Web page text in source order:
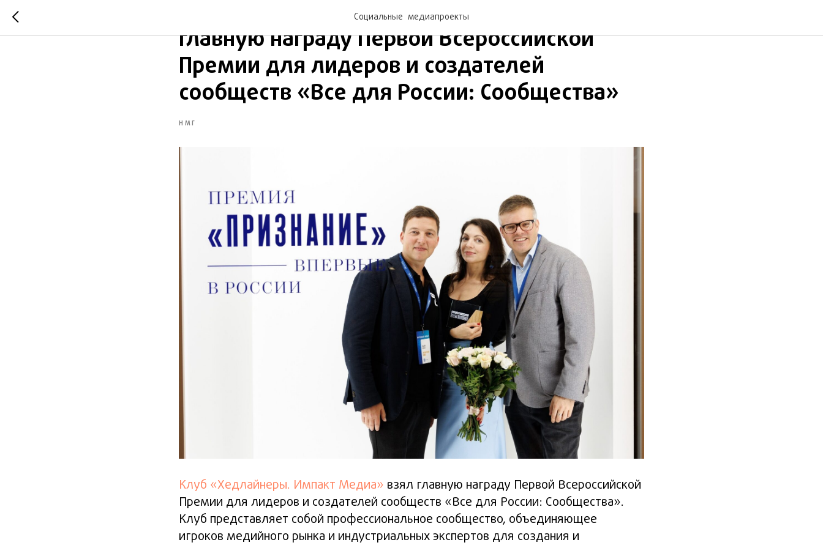
Социальные медиапроекты
Клуб «Хедлайнеры. Импакт Медиа» взял
главную награду Первой Всероссийской
Премии для лидеров и создателей
сообществ «Все для России: Сообщества»
НМГ
Клуб «Хедлайнеры. Импакт Медиа» взял главную награду Первой Всероссийской
Премии для лидеров и создателей сообществ «Все для России: Сообщества».
Клуб представляет собой профессиональное сообщество, объединяющее
игроков медийного рынка и индустриальных экспертов для создания и